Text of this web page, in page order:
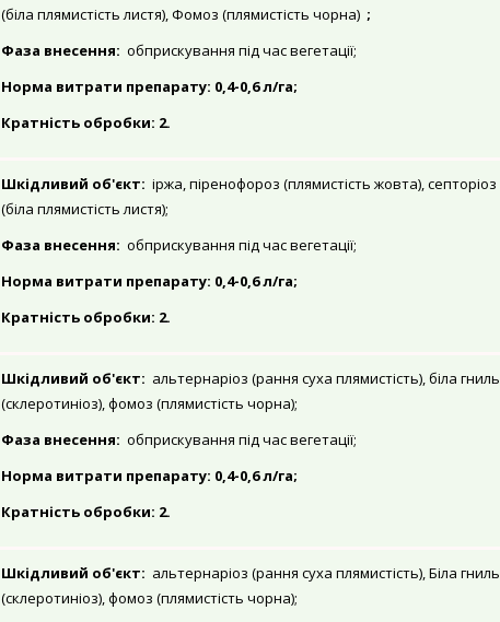
(біла плямистість листя), Фомоз (плямистість чорна) ;
Фаза внесення: обприскування під час вегетації;
Норма витрати препарату: 0,4-0,6 л/га;
Кратність обробки: 2.
Шкідливий об'єкт: іржа, піренофороз (плямистість жовта), септоріоз
(біла плямистість листя);
Фаза внесення: обприскування під час вегетації;
Норма витрати препарату: 0,4-0,6 л/га;
Кратність обробки: 2.
Шкідливий об'єкт: альтернаріоз (рання суха плямистість), біла гниль
(склеротиніоз), фомоз (плямистість чорна);
Фаза внесення: обприскування під час вегетації;
Норма витрати препарату: 0,4-0,6 л/га;
Кратність обробки: 2.
Шкідливий об'єкт: альтернаріоз (рання суха плямистість), Біла гниль
(склеротиніоз), фомоз (плямистість чорна);